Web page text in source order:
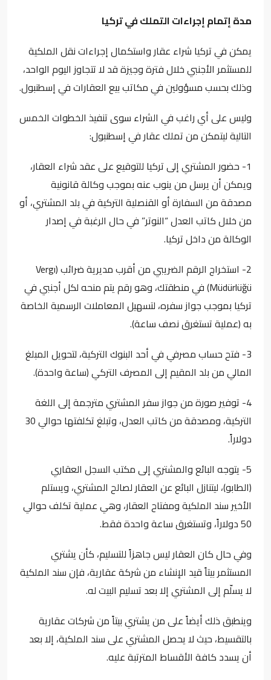
مدة إتمام إجراءات التملك في تركيا
يمكن في تركيا شراء عقار واستكمال إجراءات نقل الملكية
للمستثمر الأجنبي خلال فترة وجيزة قد لا تتجاوز اليوم الواحد،
وذلك بحسب مسؤولين في مكاتب بيع العقارات في إسطنبول.
وليس على أي راغب في الشراء سوى تنفيذ الخطوات الخمس
التالية ليتمكن من تملك عقار في إسطنبول:
1- حضور المشتري إلى تركيا للتوقيع على عقد شراء العقار،
ويمكن أن يرسل من ينوب عنه بموجب وكالة قانونية
مصدقة من السفارة أو القنصلية التركية في بلد المشتري، أو
من خلال كاتب العدل “النوتر” في حال الرغبة في إصدار
الوكالة من داخل تركيا.
2- استخراج الرقم الضريبي من أقرب مديرية ضرائب (Vergı
Müdürlüğü) في منطقتك، وهو رقم يتم منحه لكل أجنبي في
تركيا بموجب جواز سفره، لتسهيل المعاملات الرسمية الخاصة
به (عملية تستغرق نصف ساعة).
3- فتح حساب مصرفي في أحد البنوك التركية، لتحويل المبلغ
المالي من بلد المقيم إلى المصرف التركي (ساعة واحدة).
4- توفير صورة من جواز سفر المشتري مترجمة إلى اللغة
التركية، ومصدقة من كاتب العدل، وتبلغ تكلفتها حوالي 30
دولاراً.
5- يتوجه البائع والمشتري إلى مكتب السجل العقاري
(الطابو)، ليتنازل البائع عن العقار لصالح المشتري، ويستلم
الأخير سند الملكية ومفتاح العقار، وهي عملية تكلف حوالي
50 دولاراً، وتستغرق ساعة واحدة فقط.
وفي حال كان العقار ليس جاهزاً للتسليم، كأن يشتري
المستثمر بيتاً قيد الإنشاء من شركة عقارية، فإن سند الملكية
لا يسلّم إلى المشتري إلا بعد تسليم البيت له.
وينطبق ذلك أيضاً على من يشتري بيتاً من شركات عقارية
بالتقسيط، حيث لا يحصل المشتري على سند الملكية، إلا بعد
أن يسدد كافة الأقساط المترتبة عليه.